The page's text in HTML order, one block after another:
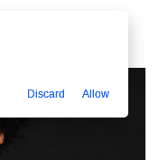
Discard Allow